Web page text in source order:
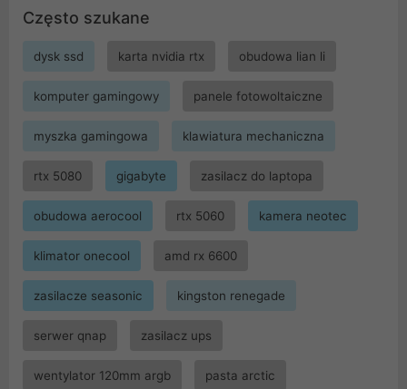
Często szukane
dysk ssd karta nvidia rtx obudowa lian li
komputer gamingowy panele fotowoltaiczne
myszka gamingowa klawiatura mechaniczna
rtx 5080 gigabyte zasilacz do laptopa
obudowa aerocool rtx 5060 kamera neotec
klimator onecool amd rx 6600
zasilacze seasonic kingston renegade
serwer qnap zasilacz ups
wentylator 120mm argb pasta arctic